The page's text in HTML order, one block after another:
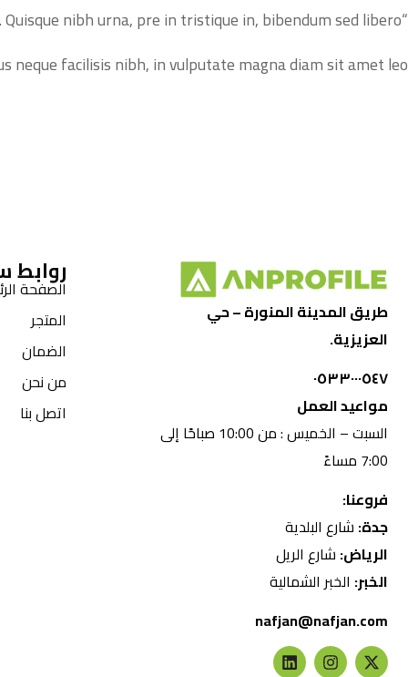
“In mattis scelerisque magna, ut tincidunt ex. Quisque nibh urna, pre in tristique in, bibendum sed libero.”
facilisis nibh, in vulputate magna diam sit amet leo.
طريق المدينة المنورة – حي
العزيزية.
٠٥٣٣٠٠٠٥٤٧
مواعيد العمل
السبت – الخميس : من 10:00 صباحًا إلى
7:00 مساءً
فروعنا:
جدة: شارع البلدية
الرياض: شارع الريل
الخبر: الخبر الشمالية
nafjan@nafjan.com
روابط
الصفحة
المتجر
الضمان
من نحن
اتصل بنا